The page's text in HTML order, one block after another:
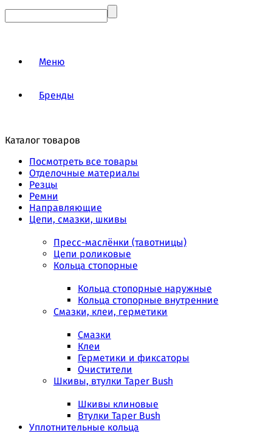
Меню
Бренды
Каталог товаров
Посмотреть все товары
Отделочные материалы
Резцы
Ремни
Направляющие
Цепи, смазки, шкивы
Пресс-маслёнки (тавотницы)
Цепи роликовые
Кольца стопорные
Кольца стопорные наружные
Кольца стопорные внутренние
Смазки, клеи, герметики
Смазки
Клеи
Герметики и фиксаторы
Очистители
Шкивы, втулки Taper Bush
Шкивы клиновые
Втулки Taper Bush
Уплотнительные кольца